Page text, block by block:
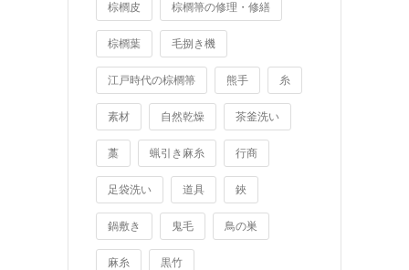
棕櫚皮 棕櫚箒の修理・修繕
棕櫚葉 毛捌き機
江戸時代の棕櫚箒 熊手 糸
素材 自然乾燥 茶釜洗い
藁 蝋引き麻糸 行商
足袋洗い 道具 鋏
鍋敷き 鬼毛 鳥の巣
麻糸 黒竹